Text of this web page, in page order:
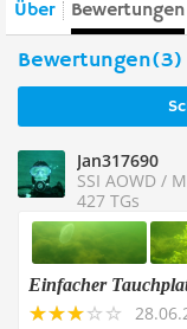
Über Bewertungen
Bewertungen(3)
Jan317690
SSI AOWD /
427 TGs
Einfacher